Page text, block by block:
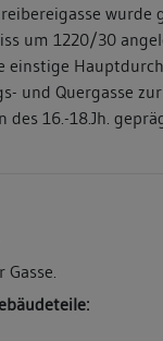
wurde
um 1220/30
einstige
und Quergasse
des 16.-18.Jh.